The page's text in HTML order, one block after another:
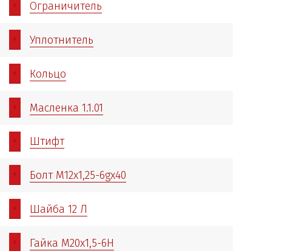
+ Ограничитель
+ Уплотнитель
+ Кольцо
+ Масленка 1.1.01
+ Штифт
+ Болт М12х1,25-6gх40
+ Шайба 12 Л
+ Гайка М20х1,5-6Н